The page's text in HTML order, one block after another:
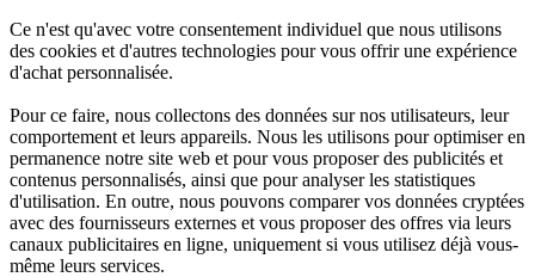
Ce n'est qu'avec votre consentement individuel que nous utilisons
des cookies et d'autres technologies pour vous offrir une expérience
d'achat personnalisée.
Pour ce faire, nous collectons des données sur nos utilisateurs, leur
comportement et leurs appareils. Nous les utilisons pour optimiser en
permanence notre site web et pour vous proposer des publicités et
contenus personnalisés, ainsi que pour analyser les statistiques
d'utilisation. En outre, nous pouvons comparer vos données cryptées
avec des fournisseurs externes et vous proposer des offres via leurs
canaux publicitaires en ligne, uniquement si vous utilisez déjà vous-
même leurs services.